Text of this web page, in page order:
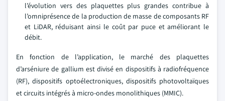
l’évolution vers des plaquettes plus grandes contribue à
l’omniprésence de la production de masse de composants RF
et LiDAR, réduisant ainsi le coût par puce et améliorant le
débit.
En fonction de l’application, le marché des plaquettes
d’arséniure de gallium est divisé en dispositifs à radiofréquence
(RF), dispositifs optoélectroniques, dispositifs photovoltaïques
et circuits intégrés à micro-ondes monolithiques (MMIC).